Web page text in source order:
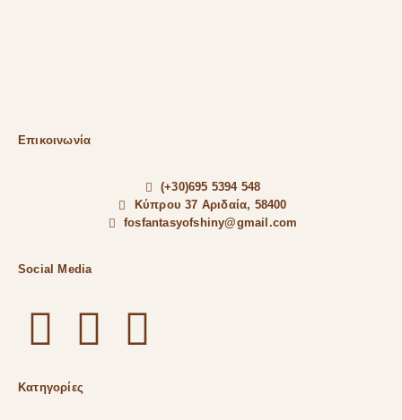
Επικοινωνία
(+30)695 5394 548
Κύπρου 37 Αριδαία, 58400
fosfantasyofshiny@gmail.com
Social Media
Κατηγορίες